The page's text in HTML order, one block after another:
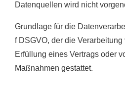
Datenquellen wird nicht
Grundlage für die
f DSGVO, der die
Erfüllung eines Vertrags oder
Maßnahmen gestattet.